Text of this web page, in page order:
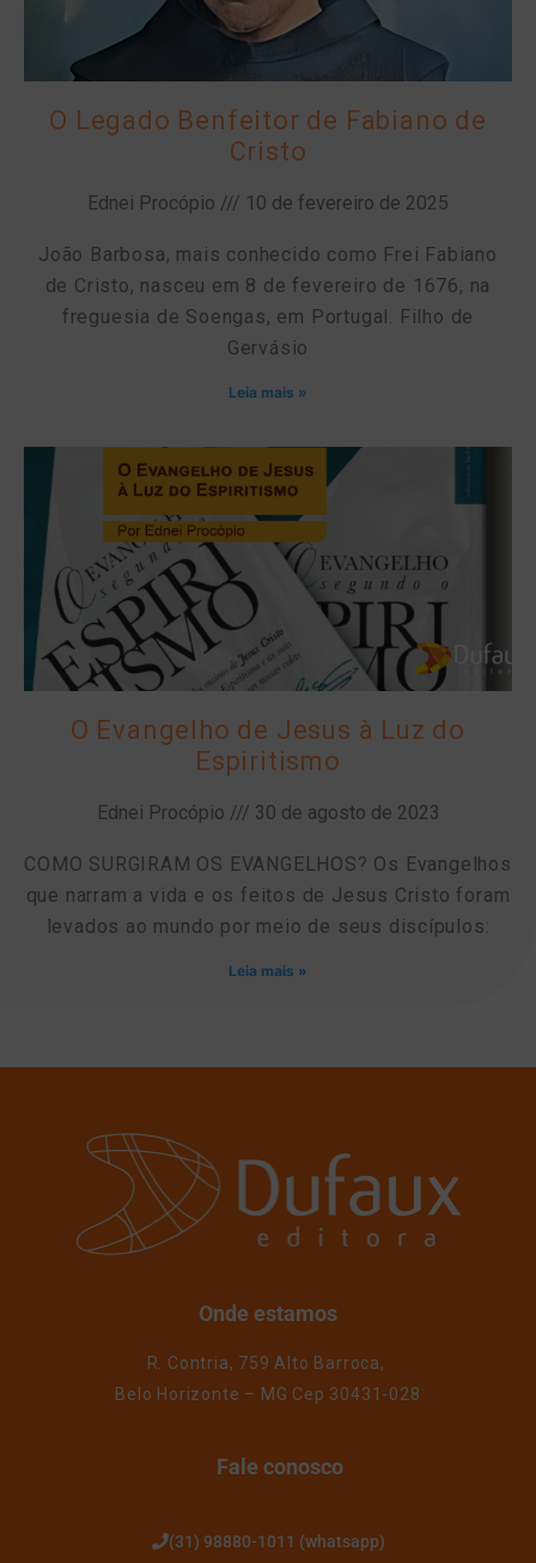
O Legado Benfeitor de Fabiano de
Cristo
Ednei Procópio 10 de fevereiro de 2025
João Barbosa, mais conhecido como Frei Fabiano
de Cristo, nasceu em 8 de fevereiro de 1676, na
freguesia de Soengas, em Portugal. Filho de
Gervásio
Leia mais »
O Evangelho de Jesus à Luz do
Espiritismo
Ednei Procópio 30 de agosto de 2023
COMO SURGIRAM OS EVANGELHOS? Os Evangelhos
que narram a vida e os feitos de Jesus Cristo foram
levados ao mundo por meio de seus discípulos:
Leia mais »
Onde estamos
R. Contria, 759 Alto Barroca,
Belo Horizonte – MG Cep 30431-028
Fale conosco
(31) 98880-1011 (whatsapp)